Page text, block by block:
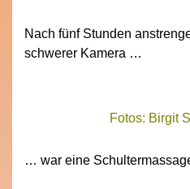
Nach fünf Stunden
schwerer Kamera …
Fotos: Birgit
… war eine